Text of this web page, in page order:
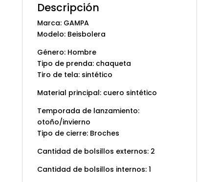
Descripción
Marca: GAMPA
Modelo: Beisbolera
Género: Hombre
Tipo de prenda: chaqueta
Tiro de tela: sintético
Material principal: cuero sintético
Temporada de lanzamiento:
otoño/invierno
Tipo de cierre: Broches
Cantidad de bolsillos externos: 2
Cantidad de bolsillos internos: 1